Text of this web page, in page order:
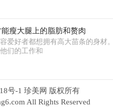
瘦大腿上的脂肪和赘肉
爱好者都想拥有高大苗条的身材
们的工作和
号-1 珍美网 版权所有
All Rights Reserved